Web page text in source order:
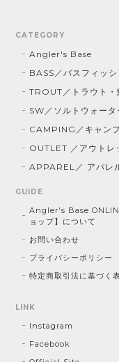
CATEGORY
Angler's Base
BASS／バスフィッシ
TROUT／トラウト・
SW／ソルトウォータ
CAMPING／キャン
OUTLET ／アウトレ
APPAREL／ アパレ
GUIDE
Angler's Base
ョップ】について
お問い合わせ
プライバシーポリシー
特定商取引法に基づく
LINK
Instagram
Facebook